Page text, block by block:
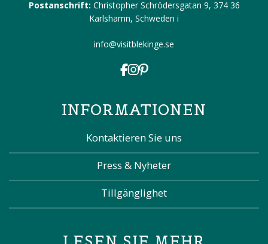
Postanschrift: Christopher Schrödersgatan 9, 374 36
Karlshamn, Schweden i
info@visitblekinge.se
INFORMATIONEN
Kontaktieren Sie uns
Press & Nyheter
Tillgänglighet